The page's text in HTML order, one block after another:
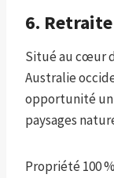
6.
Situé au cœur
Australie
opportunité
paysages
Propriété 100